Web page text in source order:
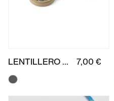
LENTILLERO OPTICALIA UNITARIO 7,00 €